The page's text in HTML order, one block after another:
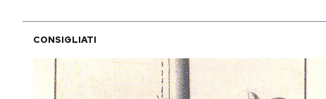
CONSIGLIATI